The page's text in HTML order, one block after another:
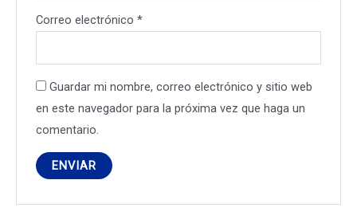
Correo electrónico*
Guardar mi nombre, correo electrónico y sitio web
en este navegador para la próxima vez que haga un
comentario.